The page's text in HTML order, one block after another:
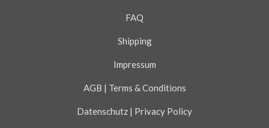
FAQ
Shipping
Impressum
AGB | Terms & Conditions
Datenschutz | Privacy Policy